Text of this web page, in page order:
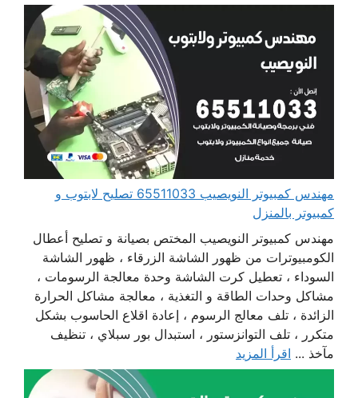
مهندس كمبيوتر النويصيب 65511033 تصليح لابتوب و
كمبيوتر بالمنزل
مهندس كمبيوتر النويصيب المختص بصيانة و تصليح أعطال
الكومبيوترات من ظهور الشاشة الزرقاء ، ظهور الشاشة
السوداء ، تعطيل كرت الشاشة وحدة معالجة الرسومات ،
مشاكل وحدات الطاقة و التغذية ، معالجة مشاكل الحرارة
الزائدة ، تلف معالج الرسوم ، إعادة اقلاع الحاسوب بشكل
متكرر ، تلف التوانزستور ، استبدال بور سبلاي ، تنظيف
مآخذ ... اقرأ المزيد